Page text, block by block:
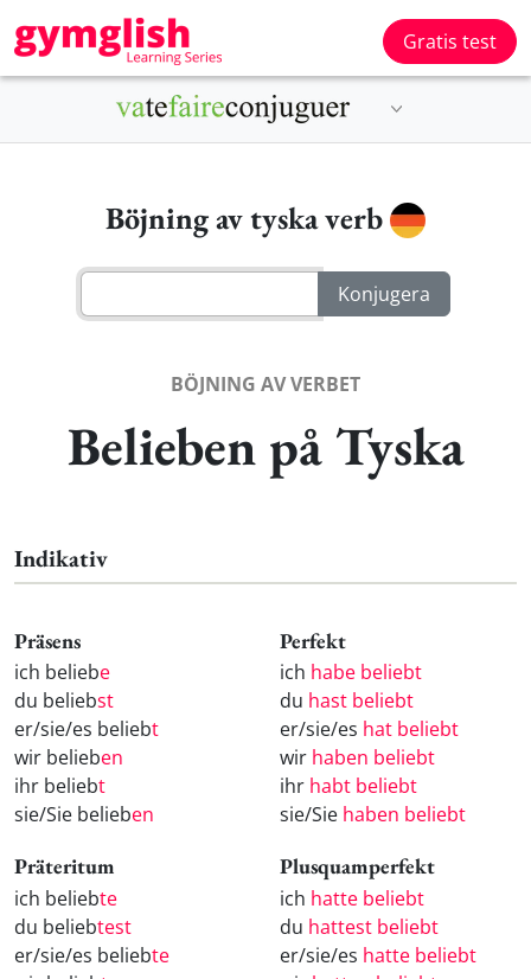
Gratis test
Böjning av tyska verb
BÖJNING AV VERBET
Belieben på Tyska
Indikativ
Präsens
ich beliebe
du beliebst
er/sie/es beliebt
wir belieben
ihr beliebt
sie/Sie belieben
Perfekt
ich habe beliebt
du hast beliebt
er/sie/es hat beliebt
wir haben beliebt
ihr habt beliebt
sie/Sie haben beliebt
Präteritum
ich beliebte
du beliebtest
er/sie/es beliebte
Plusquamperfekt
ich hatte beliebt
du hattest beliebt
er/sie/es hatte beliebt